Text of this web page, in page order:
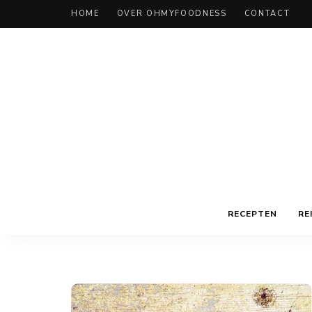
HOME OVER OHMYFOODNESS CONTACT
RECEPTEN